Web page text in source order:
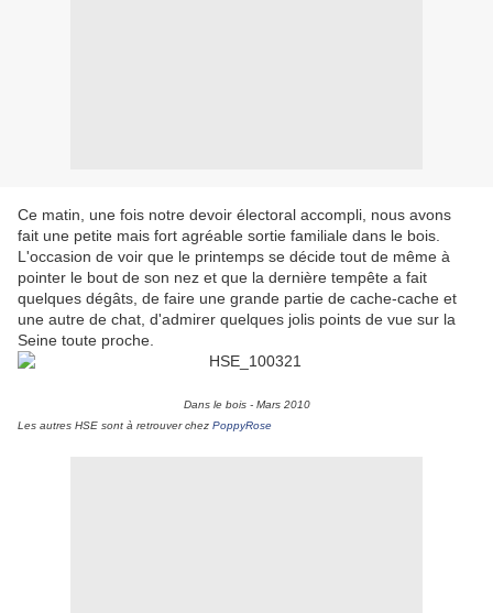
Ce matin, une fois notre devoir électoral accompli, nous avons
fait une petite mais fort agréable sortie familiale dans le bois.
L'occasion de voir que le printemps se décide tout de même à
pointer le bout de son nez et que la dernière tempête a fait
quelques dégâts, de faire une grande partie de cache-cache et
une autre de chat, d'admirer quelques jolis points de vue sur la
Seine toute proche.
Dans le bois - Mars 2010
Les autres HSE sont à retrouver chez PoppyRose